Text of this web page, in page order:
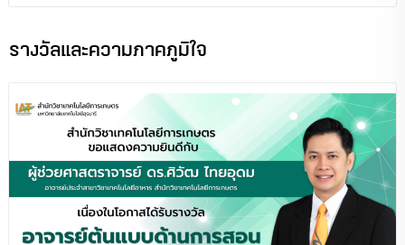
รางวัลและความภาคภูมิใจ